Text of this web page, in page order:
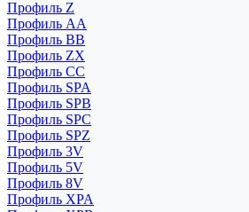
Профиль Z
Профиль АА
Профиль BB
Профиль ZX
Профиль CC
Профиль SPA
Профиль SPB
Профиль SPC
Профиль SPZ
Профиль 3V
Профиль 5V
Профиль 8V
Профиль XPA